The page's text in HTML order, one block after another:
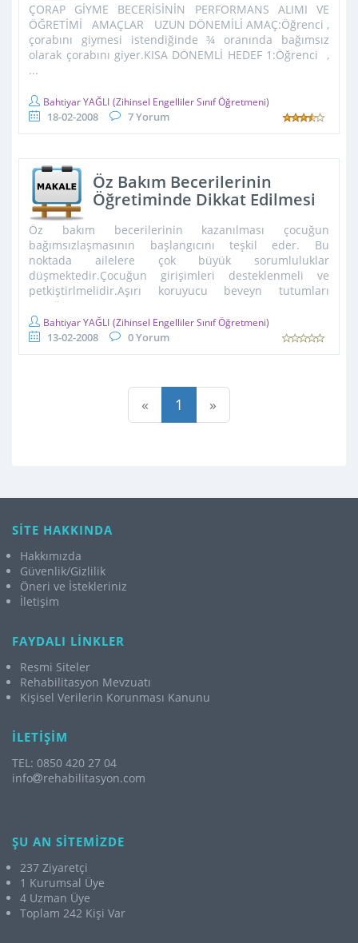
ÇORAP GİYME BECERİSİNİN PERFORMANS ALIMI VE
ÖĞRETİMİ AMAÇLAR UZUN DÖNEMİLİ AMAÇ:Öğrenci ,
çorabını giymesi istendiğinde ¾ oranında bağımsız
olarak çorabını giyer.KISA DÖNEMLİ HEDEF 1:Öğrenci ,
...
Bahtiyar YAĞLI (Zihinsel Engelliler Sınıf Öğretmeni)
18-02-2008 7 Yorum
Öz Bakım Becerilerinin
Öğretiminde Dikkat Edilmesi
Gereken Noktalar
Öz bakım becerilerinin kazanılması çocuğun
bağımsızlaşmasının başlangıcını teşkil eder. Bu
noktada ailelere çok büyük sorumluluklar
düşmektedir.Çocuğun girişimleri desteklenmeli ve
petkiştirlmelidir.Aşırı koruyucu beveyn tutumları
çocuğun ...
Bahtiyar YAĞLI (Zihinsel Engelliler Sınıf Öğretmeni)
13-02-2008 0 Yorum
« 1 »
SİTE HAKKINDA
Hakkımızda
Güvenlik/Gizlilik
Öneri ve İstekleriniz
İletişim
FAYDALI LİNKLER
Resmi Siteler
Rehabilitasyon Mevzuatı
Kişisel Verilerin Korunması Kanunu
İLETİŞİM
TEL: 0850 420 27 04
info
rehabilitasyon.com
ŞU AN SİTEMİZDE
237 Ziyaretçi
1 Kurumsal Üye
4 Uzman Üye
Toplam 242 Kişi Var